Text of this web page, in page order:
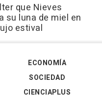
que Nieves
su luna de miel en
estival
ECONOMÍA
SOCIEDAD
CIENCIAPLUS